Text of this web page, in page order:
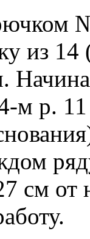
из 14
м р.
см от